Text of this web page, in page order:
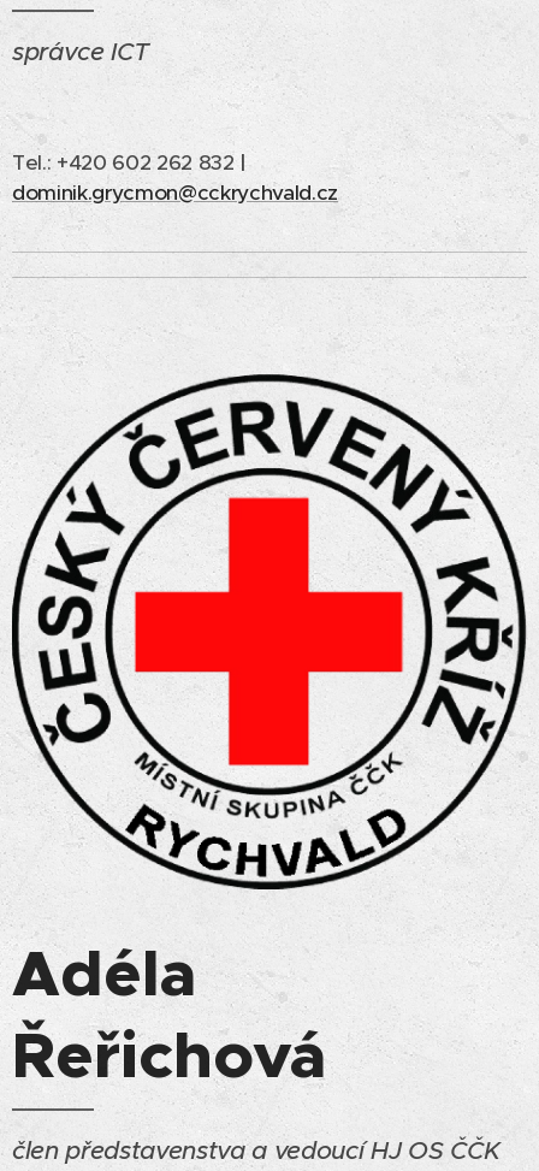
správce ICT
Tel.: +420 602 262 832 |
dominik.grycmon@cckrychvald.cz
Adéla
Řeřichová
člen představenstva a vedoucí HJ OS ČČK